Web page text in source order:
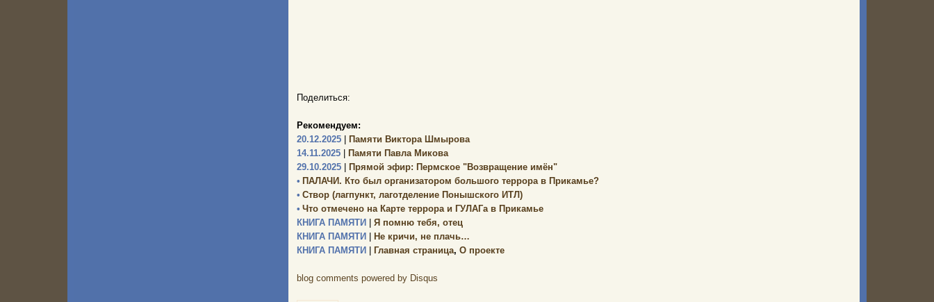
Поделиться:
Рекомендуем:
20.12.2025
Памяти Виктора Шмырова
14.11.2025
Памяти Павла Микова
29.10.2025
Прямой эфир: Пермское "Возвращение имён"
• ПАЛАЧИ. Кто был организатором большого террора в Прикамье?
• Створ (лагпункт, лаготделение Понышского ИТЛ)
• Что отмечено на Карте террора и ГУЛАГа в Прикамье
КНИГА ПАМЯТИ
Я помню тебя, отец
КНИГА ПАМЯТИ
Не кричи, не плачь…
КНИГА ПАМЯТИ
Главная страница, О проекте
blog comments powered by Disqus